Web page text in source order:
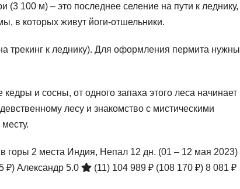
(3 100 м) – это последнее селение на пути к леднику,
в которых живут йоги-отшельники.
трекинг к леднику). Для оформления пермита нужны
и сосны, от одного запаха этого леса начинает
лесу и знакомство с мистическими
горы 2 места Индия, Непал 12 дн. (01 – 12 мая 2023)
₽) Александр 5.0 (11) 104 989 ₽ (108 170 ₽) 8 081 ₽